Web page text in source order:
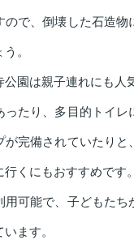
ので、倒壊した石造物
。
園は親子連れにも人
ったり、多目的トイレ
が完備されていたりと
くにもおすすめです。
用可能で、子どもたち
ます。